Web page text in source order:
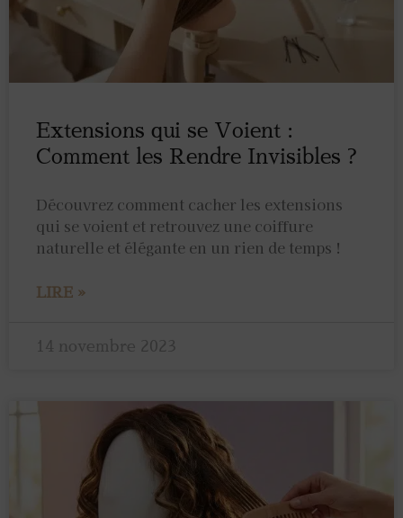
Extensions qui se Voient :
Comment les Rendre Invisibles ?
Découvrez comment cacher les extensions
qui se voient et retrouvez une coiffure
naturelle et élégante en un rien de temps !
LIRE »
14 novembre 2023